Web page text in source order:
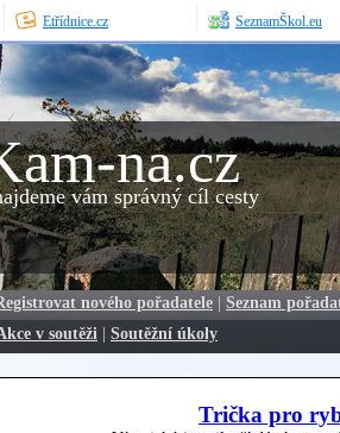
Etřídnice.cz SeznamŠkol.eu
na.cz
vám správný cíl cesty
nového pořadatele | Seznam
v soutěži | Soutěžní úkoly
Trička pro